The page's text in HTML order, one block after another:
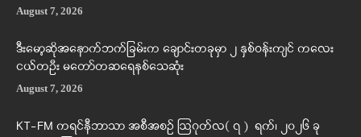
August 7, 2026
ဒီးမော့ဆိုအနောက်ဘက်ခြမ်းက ချောင်းတခုမှာ ၂ နှစ်ဝန်းကျင် ကလေး
ငယ်တဦး မတော်တဆရေနစ်သေဆုံး
August 7, 2026
KT-FM ကရင်နီဘာသာ အစီအစဉ် ဩဂုတ်လ( ၇ ) ရက်၊ ၂၀၂၆ ခု